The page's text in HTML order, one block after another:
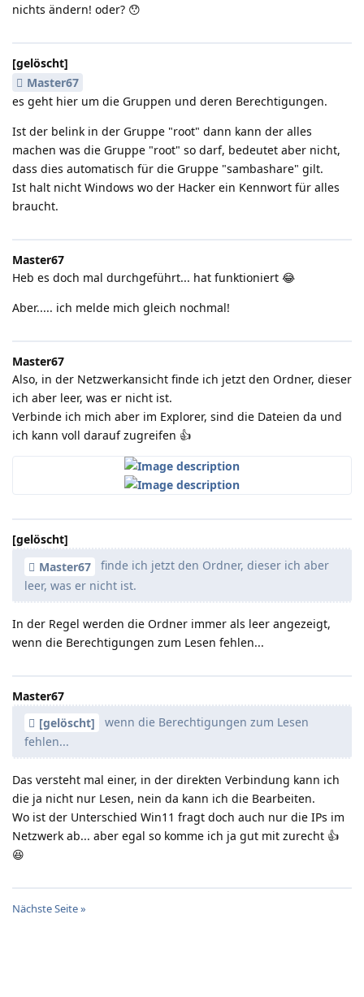
nichts ändern! oder? 😯
[gelöscht]
Master67
es geht hier um die Gruppen und deren Berechtigungen.
Ist der belink in der Gruppe "root" dann kann der alles
machen was die Gruppe "root" so darf, bedeutet aber nicht,
dass dies automatisch für die Gruppe "sambashare" gilt.
Ist halt nicht Windows wo der Hacker ein Kennwort für alles
braucht.
Master67
Heb es doch mal durchgeführt... hat funktioniert 😂
Aber..... ich melde mich gleich nochmal!
Master67
Also, in der Netzwerkansicht finde ich jetzt den Ordner, dieser
ich aber leer, was er nicht ist.
Verbinde ich mich aber im Explorer, sind die Dateien da und
ich kann voll darauf zugreifen 👍️
[gelöscht]
Master67
finde ich jetzt den Ordner, dieser ich aber
leer, was er nicht ist.
In der Regel werden die Ordner immer als leer angezeigt,
wenn die Berechtigungen zum Lesen fehlen...
Master67
[gelöscht]
wenn die Berechtigungen zum Lesen
fehlen...
Das versteht mal einer, in der direkten Verbindung kann ich
die ja nicht nur Lesen, nein da kann ich die Bearbeiten.
Wo ist der Unterschied Win11 fragt doch auch nur die IPs im
Netzwerk ab... aber egal so komme ich ja gut mit zurecht 👍️
😆
Nächste Seite »